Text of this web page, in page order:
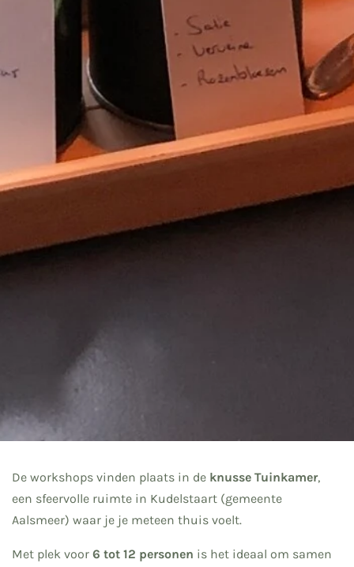
De workshops vinden plaats in de knusse Tuinkamer,
een sfeervolle ruimte in Kudelstaart (gemeente
Aalsmeer) waar je je meteen thuis voelt.
Met plek voor 6 tot 12 personen is het ideaal om samen